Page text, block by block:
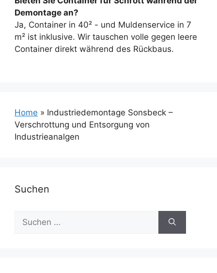
Demontage an?
Ja, Container in 40² - und Muldenservice in 7
m² ist inklusive. Wir tauschen volle gegen leere
Container direkt während des Rückbaus.
Home » Industriedemontage Sonsbeck –
Verschrottung und Entsorgung von
Industrieanalgen
Suchen
nach: